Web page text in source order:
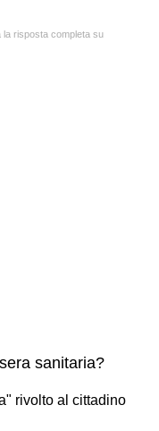
la risposta completa su
sanitaria?
rivolto al cittadino